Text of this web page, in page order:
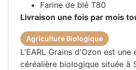
Farine de blé T80
Livraison une fois par mois
Agriculture Biologique
L'EARL Grains d'Ozon est
céréalière biologique située à